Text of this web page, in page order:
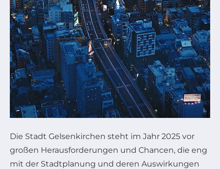
Die Stadt Gelsenkirchen steht im Jahr 2025 vor
großen Herausforderungen und Chancen, die eng
mit der Stadtplanung und deren Auswirkungen